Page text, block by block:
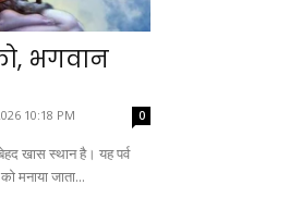
भगवान
10:18 PM 0
खास स्थान है। यह पर्व
मनाया जाता...